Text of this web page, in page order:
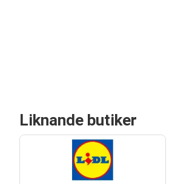
Liknande butiker